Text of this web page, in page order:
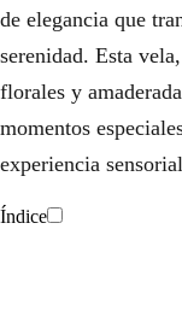
de elegancia que
serenidad. Esta
florales y
momentos
experiencia
Índice